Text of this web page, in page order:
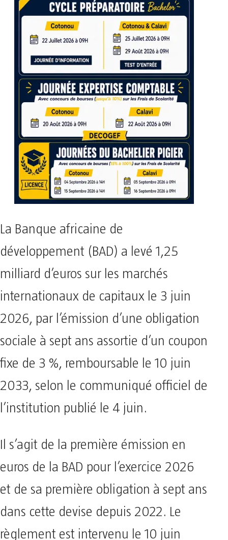
La Banque africaine de
développement (BAD) a levé 1,25
milliard d’euros sur les marchés
internationaux de capitaux le 3 juin
2026, par l’émission d’une obligation
sociale à sept ans assortie d’un coupon
fixe de 3 %, remboursable le 10 juin
2033, selon le communiqué officiel de
l’institution publié le 4 juin.
Il s’agit de la première émission en
euros de la BAD pour l’exercice 2026
et de sa première obligation à sept ans
dans cette devise depuis 2022. Le